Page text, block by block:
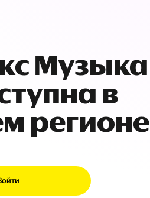
Музыка
в
регионе